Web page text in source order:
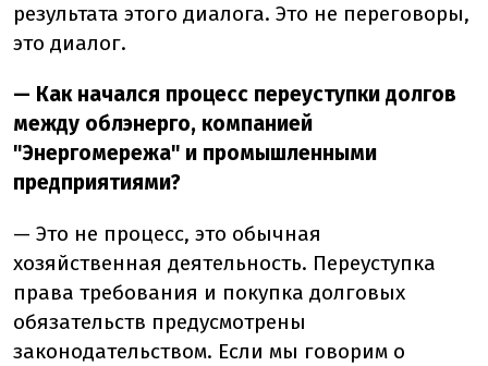
результата этого диалога. Это не переговоры,
это диалог.
— Как начался процесс переуступки долгов
между облэнерго, компанией
"Энергомережа" и промышленными
предприятиями?
— Это не процесс, это обычная
хозяйственная деятельность. Переуступка
права требования и покупка долговых
обязательств предусмотрены
законодательством. Если мы говорим о